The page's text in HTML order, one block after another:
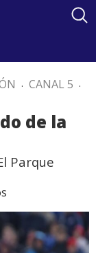
. CANAL 5 .
de la
Parque